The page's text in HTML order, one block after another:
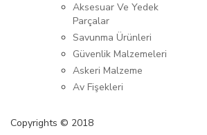
Aksesuar Ve Yedek
Parçalar
Savunma Ürünleri
Güvenlik Malzemeleri
Askeri Malzeme
Av Fişekleri
Copyrights © 2018